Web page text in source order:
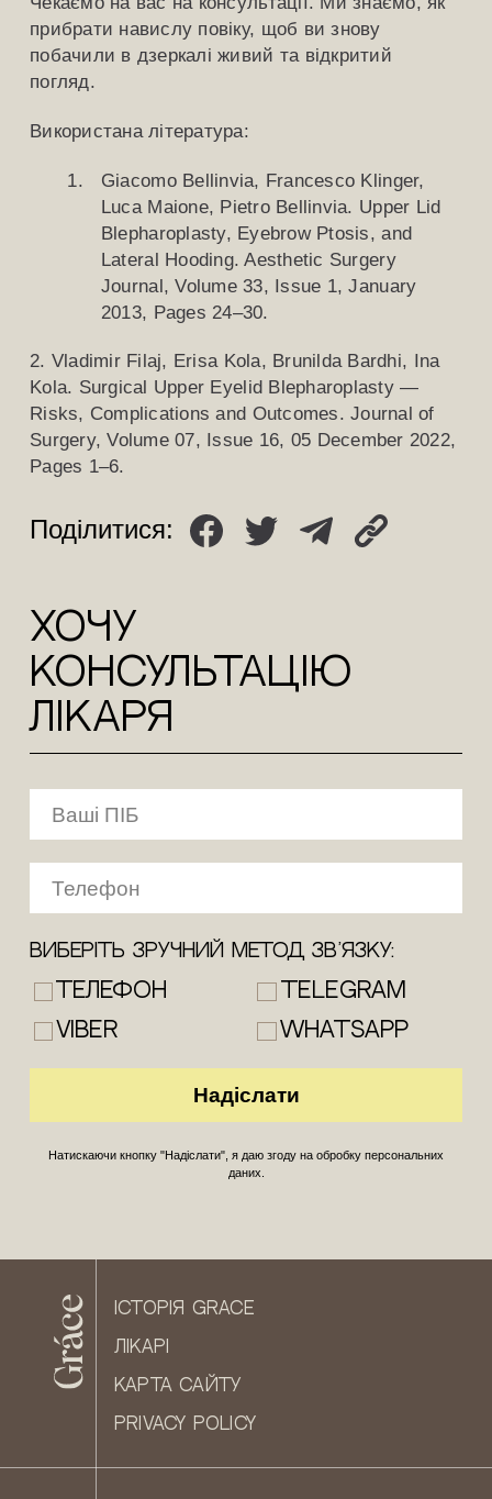
прибрати навислу повіку, щоб ви знову
побачили в дзеркалі живий та відкритий
погляд.
Використана література:
Giacomo Bellinvia, Francesco Klinger,
Luca Maione, Pietro Bellinvia. Upper Lid
Blepharoplasty, Eyebrow Ptosis, and
Lateral Hooding. Aesthetic Surgery
Journal, Volume 33, Issue 1, January
2013, Pages 24–30.
2. Vladimir Filaj, Erisa Kola, Brunilda Bardhi, Ina
Kola. Surgical Upper Eyelid Blepharoplasty —
Risks, Complications and Outcomes. Journal of
Surgery, Volume 07, Issue 16, 05 December 2022,
Pages 1–6.
Поділитися:
ХОЧУ
КОНСУЛЬТАЦіЮ
лікаря
Виберіть зручний метод зв’язку:
Телефон
Telegram
Viber
WhatsApp
Натискаючи кнопку "Надіслати", я даю згоду на обробку персональних
даних.
ІСТОРІЯ GRACE
ЛІКАРІ
КАРТА САЙТУ
PRIVACY POLICY